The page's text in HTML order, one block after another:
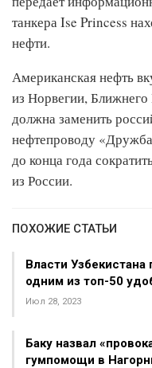
танкера Ise Princess
нефти.
Американская нефть
из Норвегии,
должна заменить
нефтепроводу
до конца года
из России.
ПОХОЖИЕ СТАТЬИ
Власти
одним из топ-50
Июл 28, 2023
Баку назвал
гумпомощи в